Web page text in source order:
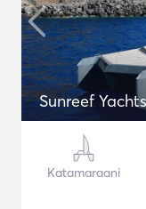
Sunreef
Katamaraani